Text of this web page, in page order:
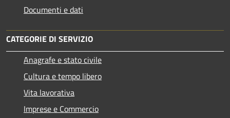
Documenti e dati
CATEGORIE DI SERVIZIO
Anagrafe e stato civile
Cultura e tempo libero
Vita lavorativa
Imprese e Commercio